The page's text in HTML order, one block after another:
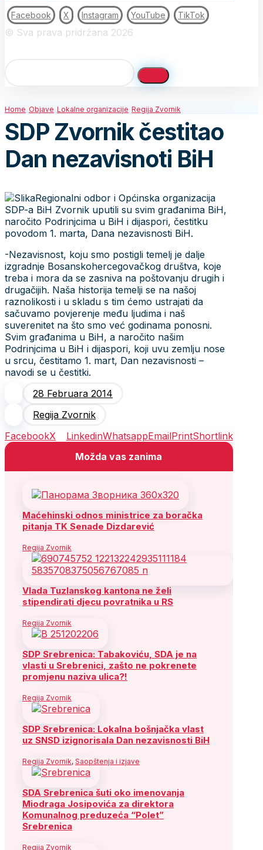
Facebook X Instagram YouTube TikTok
© Sva prava pridržana 2026
Home Objave Lokalne organizacije Regija Zvornik
SDP Zvornik čestitao
Dan nezavisnoti BiH
Regionalni odbor i Općinska organizacija
SDP-a BiH Zvornik uputili su svim građanima BiH,
naročito Podrinjcima u BiH i dijaspori, čestitku
povodom 1. marta, Dana nezavisnosti BiH.
-Nezavisnost, koju smo postigli temelj je dalje
izgradnje Bosanskohercegovačkog društva, koje
treba i mora da se zasniva na poštovanju drugih i
drugačijih. Naša historija temelji se na našoj
raznolikosti i u skladu s tim ćemo ustrajati da
sačuvamo povjerenje među ljudima i naš
suverenitet na što smo već godinama ponosni.
Svim građanima u BiH, a naročito našim
Podrinjcima u BiH i dijaspori, koji uvu zemlju nose
u srcu, čestitamo 1. mart, Dan nezavisnosti –
navodi se u čestitki.
28 Februara 2014
Regija Zvornik
FacebookX LinkedinWhatsappEmailPrintShortlink
Možda vas zanima
Maćehinski odnos ministrice za boračka
pitanja TK Senade Dizdarević
Regija Zvornik
Vlada Tuzlanskog kantona ne želi
stipendirati djecu povratnika u RS
Regija Zvornik
SDP Srebrenica: Tabakoviću, SDA je na
vlasti u Srebrenici, zašto ne pokrenete
promjenu naziva ulica?!
Regija Zvornik
SDP Srebrenica: Lokalna bošnjačka vlast
uz SNSD izignorisala Dan nezavisnosti BiH
Regija Zvornik, Saopštenja i izjave
SDA Srebrenica šuti oko imenovanja
Miodraga Josipovića za direktora
Komunalnog preduzeća “Polet”
Srebrenica
Regija Zvornik